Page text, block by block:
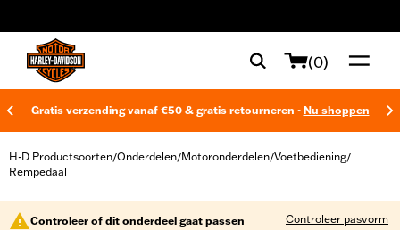
(0)
Gratis verzending vanaf €50 & gratis retourneren - Nu shoppen
H-D Productsoorten/Onderdelen/Motoronderdelen/Voetbediening/
Rempedaal
Controleer of dit onderdeel gaat passen Controleer pasvorm